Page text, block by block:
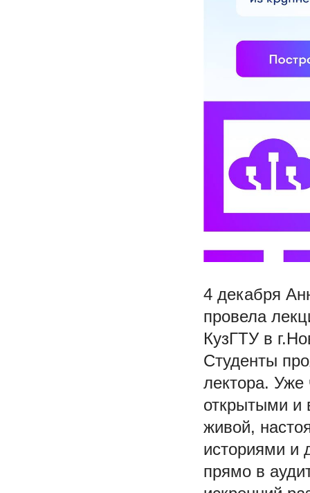
4 декабря
провела
КузГТУ в
Студенты
лектора. Уже
открытыми и
живой,
историями и
прямо в